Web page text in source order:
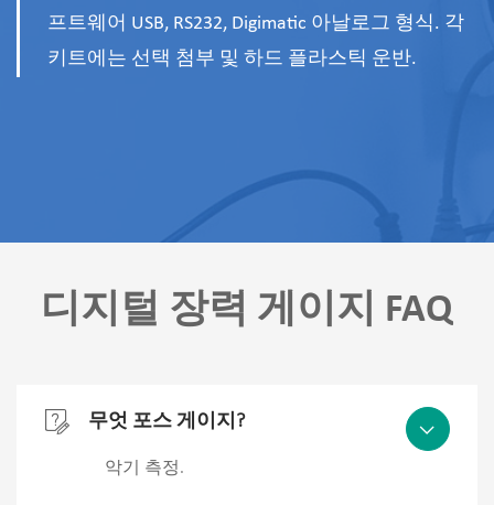
프트웨어 USB, RS232, Digimatic 아날로그 형식. 각
키트에는 선택 첨부 및 하드 플라스틱 운반.
디지털 장력 게이지 FAQ
 무엇 포스 게이지? 
악기 측정.